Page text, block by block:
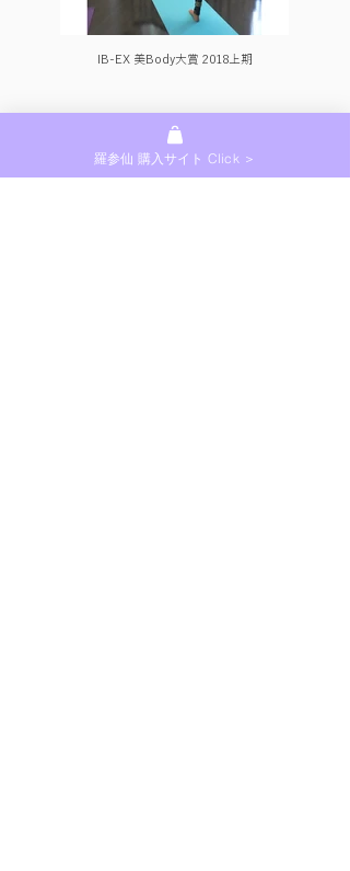
IB-EX 美Body大賞 2018上期
羅参仙 購入サイト Click ＞